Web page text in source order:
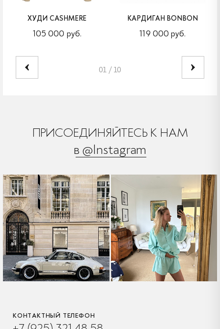
ХУДИ CASHMERE
105 000 руб.
КАРДИГАН BONBON
119 000 руб.
01 / 10
ПРИСОЕДИНЯЙТЕСЬ К НАМ
в @Instagram
КОНТАКТНЫЙ ТЕЛЕФОН